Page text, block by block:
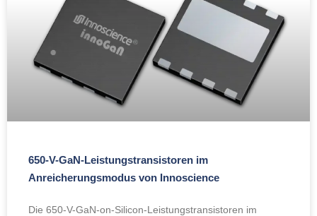
650-V-GaN-Leistungstransistoren im
Anreicherungsmodus von Innoscience
Die 650-V-GaN-on-Silicon-Leistungstransistoren im